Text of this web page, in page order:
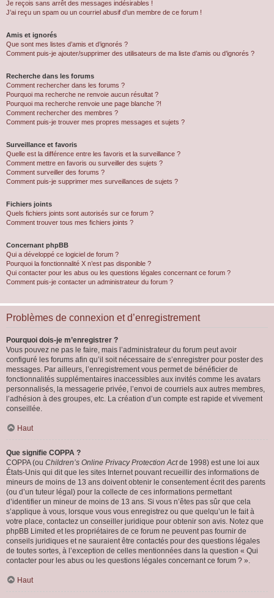
Je reçois sans arrêt des messages indésirables !
J’ai reçu un spam ou un courriel abusif d’un membre de ce forum !
Amis et ignorés
Que sont mes listes d’amis et d’ignorés ?
Comment puis-je ajouter/supprimer des utilisateurs de ma liste d’amis ou d’ignorés ?
Recherche dans les forums
Comment rechercher dans les forums ?
Pourquoi ma recherche ne renvoie aucun résultat ?
Pourquoi ma recherche renvoie une page blanche ?!
Comment rechercher des membres ?
Comment puis-je trouver mes propres messages et sujets ?
Surveillance et favoris
Quelle est la différence entre les favoris et la surveillance ?
Comment mettre en favoris ou surveiller des sujets ?
Comment surveiller des forums ?
Comment puis-je supprimer mes surveillances de sujets ?
Fichiers joints
Quels fichiers joints sont autorisés sur ce forum ?
Comment trouver tous mes fichiers joints ?
Concernant phpBB
Qui a développé ce logiciel de forum ?
Pourquoi la fonctionnalité X n’est pas disponible ?
Qui contacter pour les abus ou les questions légales concernant ce forum ?
Comment puis-je contacter un administrateur du forum ?
Problèmes de connexion et d’enregistrement
Pourquoi dois-je m’enregistrer ?
Vous pouvez ne pas le faire, mais l’administrateur du forum peut avoir
configuré les forums afin qu’il soit nécessaire de s’enregistrer pour poster des
messages. Par ailleurs, l’enregistrement vous permet de bénéficier de
fonctionnalités supplémentaires inaccessibles aux invités comme les avatars
personnalisés, la messagerie privée, l’envoi de courriels aux autres membres,
l’adhésion à des groupes, etc. La création d’un compte est rapide et vivement
conseillée.
Haut
Que signifie COPPA ?
COPPA (ou Children’s Online Privacy Protection Actde 1998) est une loi aux
États-Unis qui dit que les sites Internet pouvant recueillir des informations de
mineurs de moins de 13 ans doivent obtenir le consentement écrit des parents
(ou d’un tuteur légal) pour la collecte de ces informations permettant
d’identifier un mineur de moins de 13 ans. Si vous n’êtes pas sûr que cela
s’applique à vous, lorsque vous vous enregistrez ou que quelqu’un le fait à
votre place, contactez un conseiller juridique pour obtenir son avis. Notez que
phpBB Limited et les propriétaires de ce forum ne peuvent pas fournir de
conseils juridiques et ne sauraient être contactés pour des questions légales
de toutes sortes, à l’exception de celles mentionnées dans la question « Qui
contacter pour les abus ou les questions légales concernant ce forum ? ».
Haut